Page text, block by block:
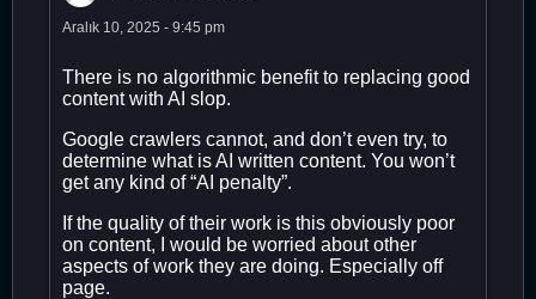
Aralık 10, 2025 - 9:45 pm
There is no algorithmic benefit to replacing good
content with AI slop.
Google crawlers cannot, and don’t even try, to
determine what is AI written content. You won’t
get any kind of “AI penalty”.
If the quality of their work is this obviously poor
on content, I would be worried about other
aspects of work they are doing. Especially off
page.